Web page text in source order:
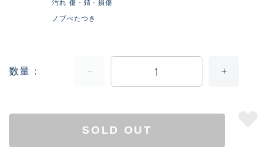
汚れ 傷・錆・損傷
ノブべたつき
数量
SOLD OUT